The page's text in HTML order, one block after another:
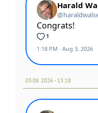
03.08 2026 - 13:18